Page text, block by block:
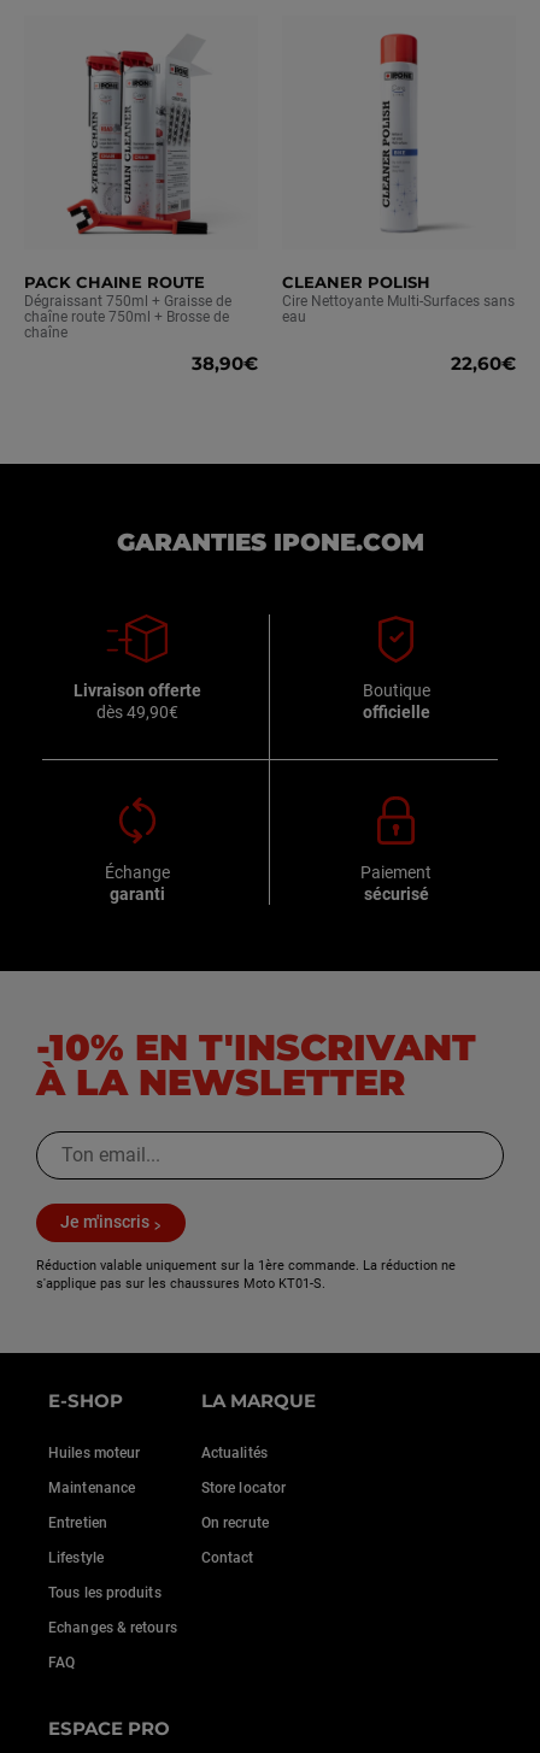
PACK CHAINE ROUTE
Dégraissant 750ml + Graisse de
chaîne route 750ml + Brosse de
chaîne
38,90€
CLEANER POLISH
Cire Nettoyante Multi-Surfaces sans
eau
22,60€
GARANTIES IPONE.COM
Livraison offerte
dès 49,90€
Boutique
officielle
Échange
garanti
Paiement
sécurisé
-10% EN T'INSCRIVANT
À LA NEWSLETTER
Je m'inscris
Réduction valable uniquement sur la 1ère commande. La réduction ne
s'applique pas sur les chaussures Moto KT01-S.
E-SHOP
Huiles moteur
Maintenance
Entretien
Lifestyle
Tous les produits
Echanges & retours
FAQ
LA MARQUE
Actualités
Store locator
On recrute
Contact
ESPACE PRO